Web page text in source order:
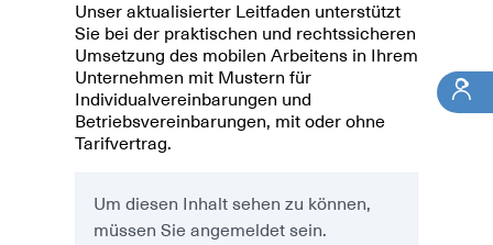
Unser aktualisierter Leitfaden unterstützt
Sie bei der praktischen und rechtssicheren
Umsetzung des mobilen Arbeitens in Ihrem
Unternehmen mit Mustern für
Individualvereinbarungen und
Betriebsvereinbarungen, mit oder ohne
Tarifvertrag.
Um diesen Inhalt sehen zu können,
müssen Sie angemeldet sein.